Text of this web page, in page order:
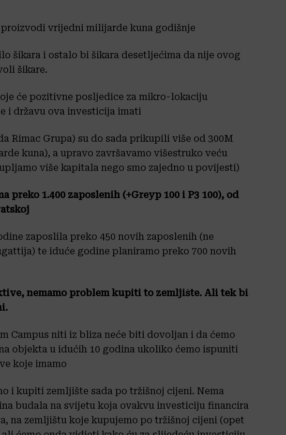
proizvodi vrijedni milijarde kuna godišnje
šikara i ostalo bi šikara desetljećima da nije ovog
šikare.
će pozitivne posljedice za mikro-lokaciju
i državu ova investicija imati
Rimac Grupa) su do sada prikupili više od 300M
kuna), a upravo završavamo višestruko veću
više kapitala nego smo zajedno u povijesti)
preko 1.400 zaposlenih (+Greyp 100 i P3 100), od
zaposlila preko 450 novih zaposlenih (ne
te iduće godine planiramo preko 700 novih
nemamo problem kupiti to zemljište. Ali tek bi
Campus niti iz bliza neće biti dovoljan i da ćemo
objekta u idućih 10 godina ukoliko ćemo ispuniti
koje imamo
i kupiti zemljište sada po tržišnoj cijeni. Nema
budala na svijetu koja ovakvu investiciju financira
na zemljištu koje kupujemo po tržišnoj cijeni (opet